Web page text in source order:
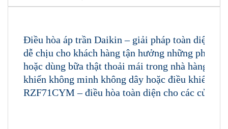
Điều hòa áp trần Daikin– giải pháp toàn diện.
dễ chịu cho khách hàng tận hưởng những phút
hoặc dùng bữa thật thoải mái trong nhà hàng
khiển không minh không dây hoặc điều khiển
RZF71CYM – điều hòa toàn diện cho các cửa